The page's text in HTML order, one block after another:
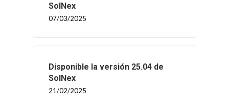
SolNex
07/03/2025
Disponible la versión 25.04 de
SolNex
21/02/2025